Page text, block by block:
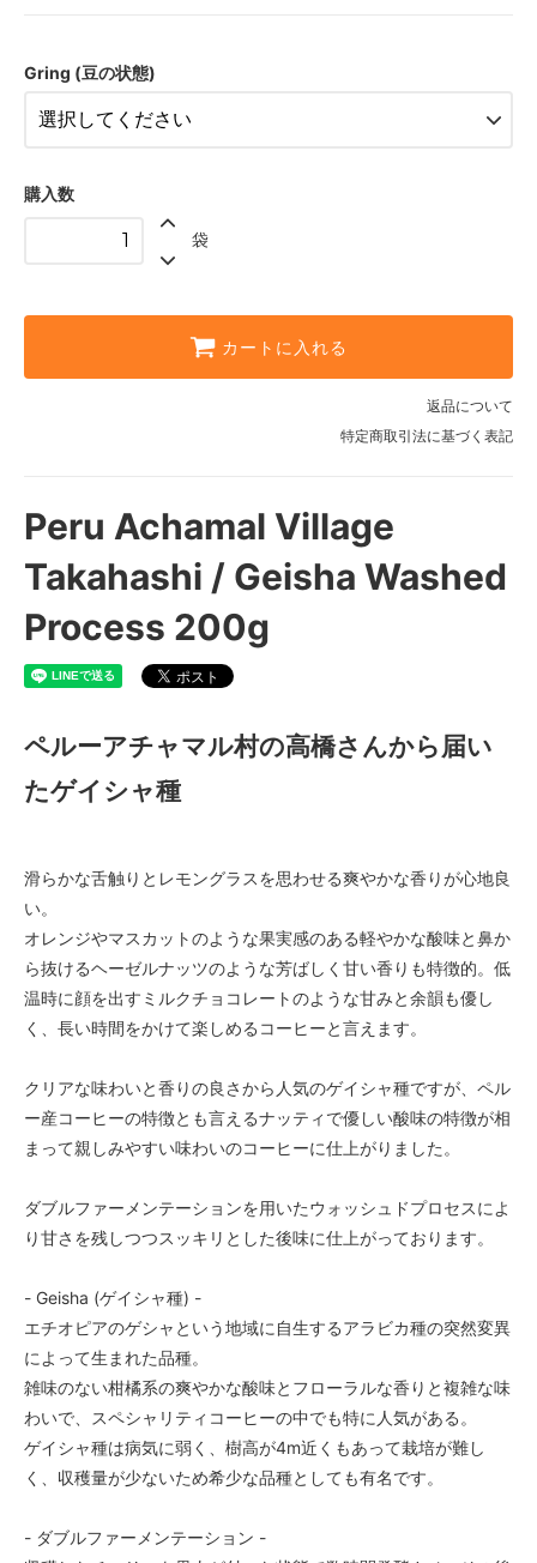
Gring (豆の状態)
購入数
袋
カートに入れる
返品について
特定商取引法に基づく表記
Peru Achamal Village
Takahashi / Geisha Washed
Process 200g
ペルーアチャマル村の高橋さんから届い
たゲイシャ種
滑らかな舌触りとレモングラスを思わせる爽やかな香りが心地良
い。
オレンジやマスカットのような果実感のある軽やかな酸味と鼻か
ら抜けるヘーゼルナッツのような芳ばしく甘い香りも特徴的。低
温時に顔を出すミルクチョコレートのような甘みと余韻も優し
く、長い時間をかけて楽しめるコーヒーと言えます。
クリアな味わいと香りの良さから人気のゲイシャ種ですが、ペル
ー産コーヒーの特徴とも言えるナッティで優しい酸味の特徴が相
まって親しみやすい味わいのコーヒーに仕上がりました。
ダブルファーメンテーションを用いたウォッシュドプロセスによ
り甘さを残しつつスッキリとした後味に仕上がっております。
- Geisha (ゲイシャ種) -
エチオピアのゲシャという地域に自生するアラビカ種の突然変異
によって生まれた品種。
雑味のない柑橘系の爽やかな酸味とフローラルな香りと複雑な味
わいで、スペシャリティコーヒーの中でも特に人気がある。
ゲイシャ種は病気に弱く、樹高が4m近くもあって栽培が難し
く、収穫量が少ないため希少な品種としても有名です。
- ダブルファーメンテーション -